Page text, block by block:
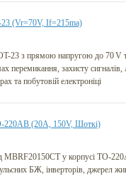
(Vr=70V, If=215ma)
23 з прямою напругою до 70 V
перемикання, захисту сигналів,
та побутовій електроніці
220AB (20A, 150V, Шоткі)
MBRF20150CT у корпусі TO-
БЖ, інверторів, джерел